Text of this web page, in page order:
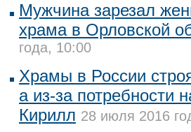
Мужчина зарезал
храма в Орловской
года, 10:00
Храмы в России
а из-за потребности
Кирилл 28 июля 2016